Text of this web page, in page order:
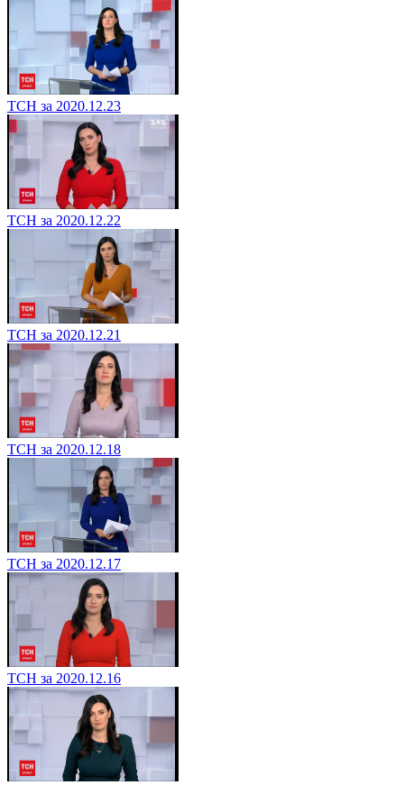
ТСН за 2020.12.23
ТСН за 2020.12.22
ТСН за 2020.12.21
ТСН за 2020.12.18
ТСН за 2020.12.17
ТСН за 2020.12.16